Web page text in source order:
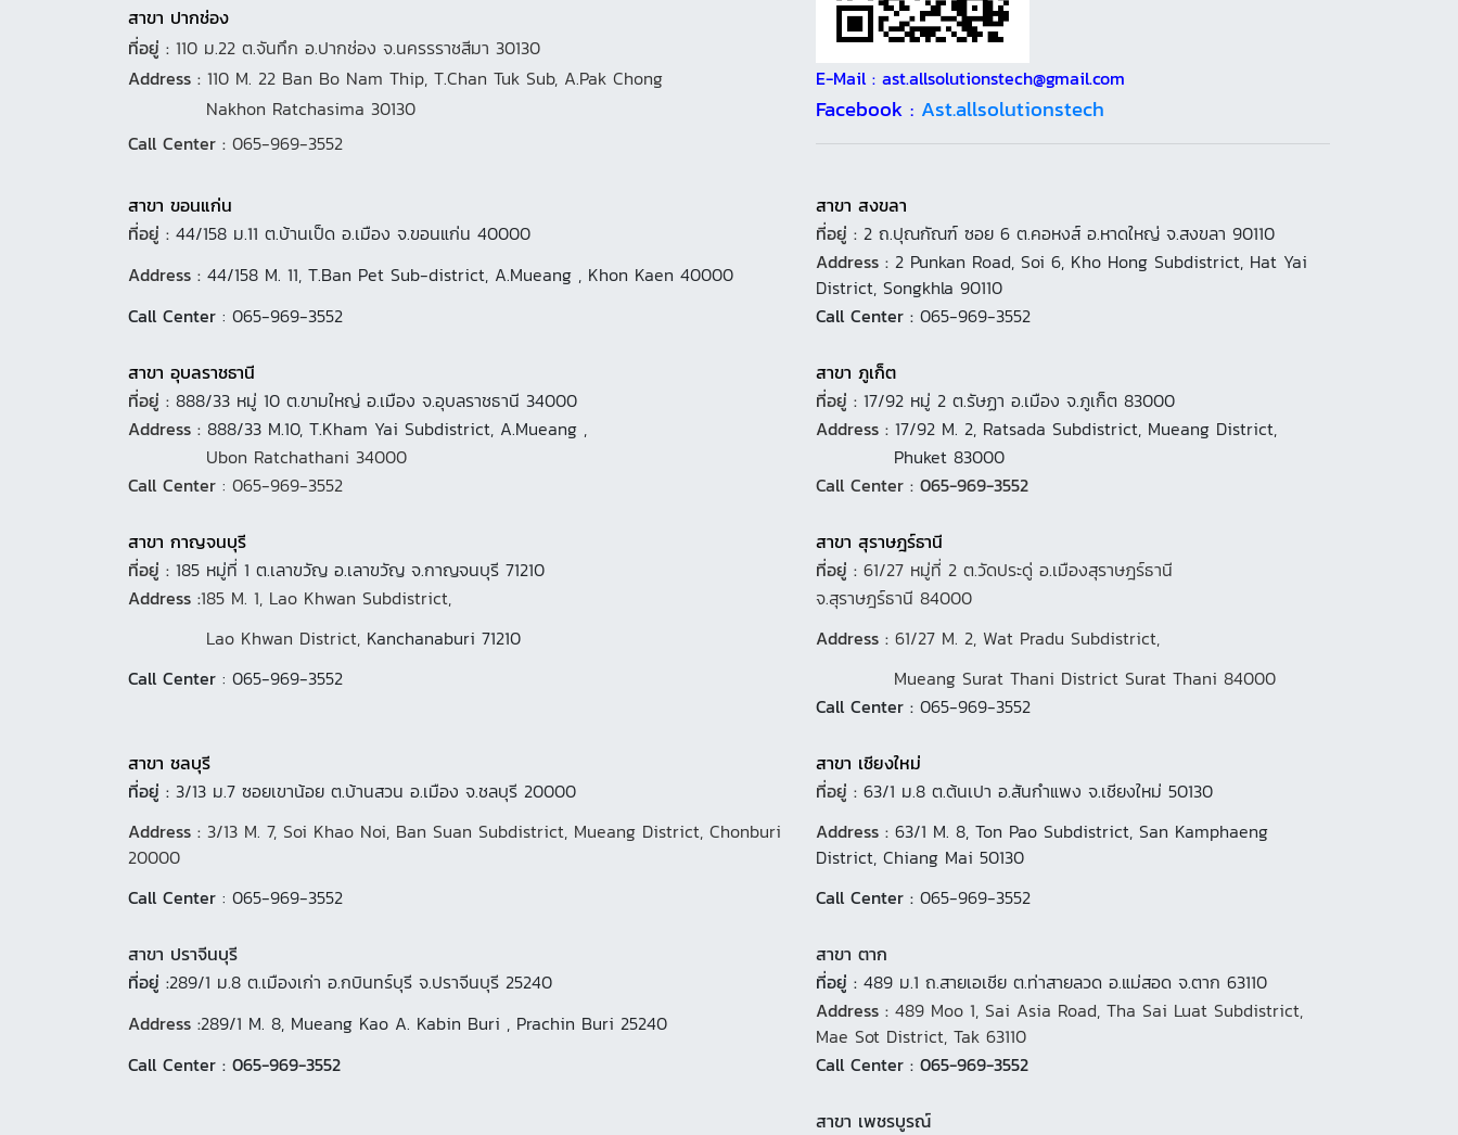
สาขา ปากช่อง
ที่อยู่ : 110 ม.22 ต.จันทึก อ.ปากช่อง จ.นครรราชสีมา 30130
Address : 110 M. 22 Ban Bo Nam Thip, T.Chan Tuk Sub, A.Pak Chong
E-Mail : ast.allsolutionstech@gmail.com
Nakhon Ratchasima 30130
Facebook : Ast.allsolutionstech
Call Center : 065-969-3552
สาขา ขอนแก่น
สาขา สงขลา
ที่อยู่ : 44/158 ม.11 ต.บ้านเป็ด อ.เมือง จ.ขอนแก่น 40000 ที่อยู่ : 2 ถ.ปุณกัณฑ์ ซอย 6 ต.คอหงส์ อ.หาดใหญ่ จ.สงขลา 90110
Address : 44/158 M. 11, T.Ban Pet Sub-district, A.Mueang , Khon Kaen 40000 Address : 2 Punkan Road, Soi 6, Kho Hong Subdistrict, Hat Yai
District, Songkhla 90110
Call Center : 065-969-3552 Call Center : 065-969-3552
สาขา อุบลราชธานี
สาขา ภูเก็ต
ที่อยู่ : 888/33 หมู่ 10 ต.ขามใหญ่ อ.เมือง จ.อุบลราชธานี 34000 ที่อยู่ : 17/92 หมู่ 2 ต.รัษฏา อ.เมือง จ.ภูเก็ต 83000
Address : 888/33 M.10, T.Kham Yai Subdistrict, A.Mueang , Address : 17/92 M. 2, Ratsada Subdistrict, Mueang District,
Ubon Ratchathani 34000
Phuket 83000
Call Center : 065-969-3552 Call Center : 065-969-3552
สาขา กาญจนบุรี
สาขา สุราษฎร์ธานี
ที่อยู่ : 185 หมู่ที่ 1 ต.เลาขวัญ อ.เลาขวัญ จ.กาญจนบุรี 71210 ที่อยู่ : 61/27 หมู่ที่ 2 ต.วัดประดู่ อ.เมืองสุราษฎร์ธานี
Address :185 M. 1, Lao Khwan Subdistrict,
จ.สุราษฎร์ธานี 84000
Lao Khwan District, Kanchanaburi 71210 Address : 61/27 M. 2, Wat Pradu Subdistrict,
Call Center : 065-969-3552
Mueang Surat Thani District Surat Thani 84000
Call Center : 065-969-3552
สาขา ชลบุรี
สาขา เชียงใหม่
ที่อยู่ : 3/13 ม.7 ซอยเขาน้อย ต.บ้านสวน อ.เมือง จ.ชลบุรี 20000 ที่อยู่ : 63/1 ม.8 ต.ต้นเปา อ.สันกำแพง จ.เชียงใหม่ 50130
Address : 3/13 M. 7, Soi Khao Noi, Ban Suan Subdistrict, Mueang District, Chonburi
20000
Address : 63/1 M. 8, Ton Pao Subdistrict, San Kamphaeng
District, Chiang Mai 50130
Call Center : 065-969-3552 Call Center : 065-969-3552
สาขา ปราจีนบุรี
สาขา ตาก
ที่อยู่ :289/1 ม.8 ต.เมืองเก่า อ.กบินทร์บุรี จ.ปราจีนบุรี 25240 ที่อยู่ : 489 ม.1 ถ.สายเอเชีย ต.ท่าสายลวด อ.แม่สอด จ.ตาก 63110
Address :289/1 M. 8, Mueang Kao A. Kabin Buri , Prachin Buri 25240 Address : 489 Moo 1, Sai Asia Road, Tha Sai Luat Subdistrict,
Mae Sot District, Tak 63110
Call Center : 065-969-3552
Call Center : 065-969-3552
สาขา เพชรบูรณ์